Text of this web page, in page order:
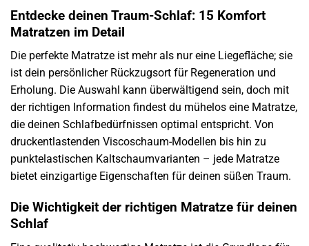
Entdecke deinen Traum-Schlaf: 15 Komfort
Matratzen im Detail
Die perfekte Matratze ist mehr als nur eine Liegefläche; sie
ist dein persönlicher Rückzugsort für Regeneration und
Erholung. Die Auswahl kann überwältigend sein, doch mit
der richtigen Information findest du mühelos eine Matratze,
die deinen Schlafbedürfnissen optimal entspricht. Von
druckentlastenden Viscoschaum-Modellen bis hin zu
punktelastischen Kaltschaumvarianten – jede Matratze
bietet einzigartige Eigenschaften für deinen süßen Traum.
Die Wichtigkeit der richtigen Matratze für deinen
Schlaf